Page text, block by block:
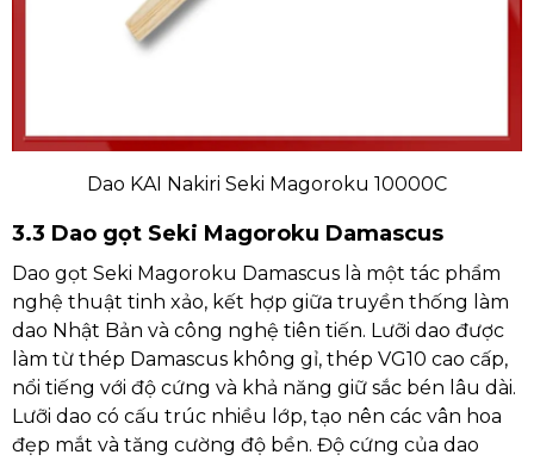
Dao KAI Nakiri Seki Magoroku 10000C
3.3 Dao gọt Seki Magoroku Damascus
Dao gọt Seki Magoroku Damascus là một tác phẩm
nghệ thuật tinh xảo, kết hợp giữa truyền thống làm
dao Nhật Bản và công nghệ tiên tiến. Lưỡi dao được
làm từ thép Damascus không gỉ, thép VG10 cao cấp,
nổi tiếng với độ cứng và khả năng giữ sắc bén lâu dài.
Lưỡi dao có cấu trúc nhiều lớp, tạo nên các vân hoa
đẹp mắt và tăng cường độ bền. Độ cứng của dao